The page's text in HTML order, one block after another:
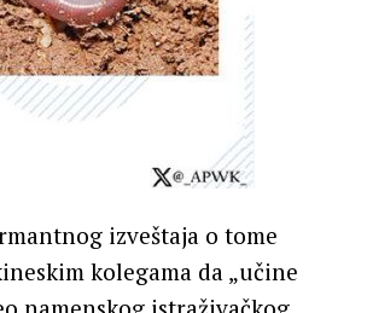
izveštaja o tome
kolegama da „učine